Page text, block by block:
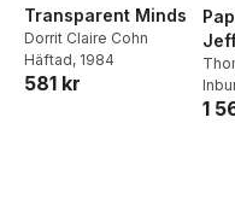
Transparent Minds
Dorrit Claire Cohn
Häftad, 1984
581 kr
21
1